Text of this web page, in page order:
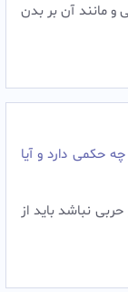
مانند آن بر بدن
حکمی دارد و آیا
نباشد باید از